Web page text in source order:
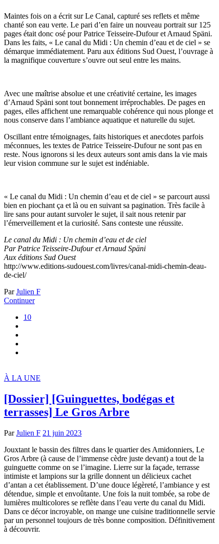
Maintes fois on a écrit sur Le Canal, capturé ses reflets et même
chanté son eau verte. Le pari d’en faire un nouveau portrait sur 125
pages était donc osé pour Patrice Teisseire-Dufour et Arnaud Späni.
Dans les faits, « Le canal du Midi : Un chemin d’eau et de ciel » se
démarque immédiatement. Paru aux éditions Sud Ouest, l’ouvrage à
la magnifique couverture s’ouvre out seul entre les mains.
Avec une maîtrise absolue et une créativité certaine, les images
d’Arnaud Späni sont tout bonnement irréprochables. De pages en
pages, elles affichent une remarquable cohérence qui nous plonge et
nous conserve dans l’ambiance aquatique et naturelle du sujet.
Oscillant entre témoignages, faits historiques et anecdotes parfois
méconnues, les textes de Patrice Teisseire-Dufour ne sont pas en
reste. Nous ignorons si les deux auteurs sont amis dans la vie mais
leur vision commune sur le sujet est indéniable.
« Le canal du Midi : Un chemin d’eau et de ciel » se parcourt aussi
bien en piochant ça et là ou en suivant sa pagination. Très facile à
lire sans pour autant survoler le sujet, il sait nous retenir par
l’émerveillement et la curiosité. Sans conteste une réussite.
Le canal du Midi : Un chemin d’eau et de ciel
Par Patrice Teisseire-Dufour et Arnaud Späni
Aux éditions Sud Ouest
http://www.editions-sudouest.com/livres/canal-midi-chemin-deau-
de-ciel/
ParJulien F
Continuer
10
À LA UNE
[Dossier] [Guinguettes, bodégas et
terrasses] Le Gros Arbre
Par Julien F 21 juin 2023
Jouxtant le bassin des filtres dans le quartier des Amidonniers, Le
Gros Arbre (à cause de l’immense cèdre juste devant) a tout de la
guinguette comme on se l’imagine. Lierre sur la façade, terrasse
intimiste et lampions sur la grille donnent un délicieux cachet
d’antan a cet établissement. D’une douce légèreté, l’ambiance y est
détendue, simple et envoûtante. Une fois la nuit tombée, sa robe de
lumières multicolores se reflète dans l’eau verte du canal du Midi.
Dans ce décor incroyable, on mange une cuisine traditionnelle servie
par un personnel toujours de très bonne composition. Définitivement
à découvrir.